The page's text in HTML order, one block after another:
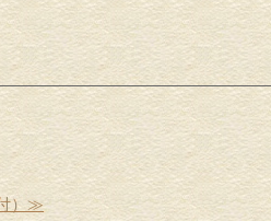
）≫